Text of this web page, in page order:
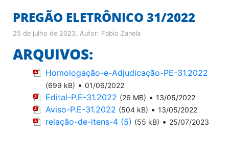
PREGÃO ELETRÔNICO 31/2022
25 de julho de 2023. Autor: Fabio Zanela
ARQUIVOS:
Homologação-e-Adjudicação-PE-31.2022
(699 kB) • 01/06/2022
Edital-P.E-31.2022 (26 MB) • 13/05/2022
Aviso-P.E-31.2022 (504 kB) • 13/05/2022
relação-de-itens-4 (5) (55 kB) • 25/07/2023